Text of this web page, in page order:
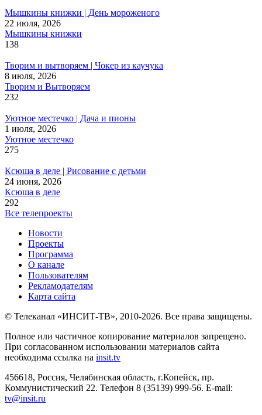
Мышкины книжки | День мороженого
22 июля, 2026
Мышкины книжки
138
Творим и вытворяем | Чокер из каучука
8 июля, 2026
Творим и Вытворяем
232
Уютное местечко | Дача и пионы
1 июля, 2026
Уютное местечко
275
Ксюша в деле | Рисование с детьми
24 июня, 2026
Ксюша в деле
292
Все телепроекты
Новости
Проекты
Программа
О канале
Пользователям
Рекламодателям
Карта сайта
© Телеканал «ИНСИТ-ТВ», 2010-2026. Все права защищены.
Полное или частичное копирование материалов запрещено.
При согласованном использовании материалов сайта
необходима ссылка на insit.tv
456618, Россия, Челябинская область, г.Копейск, пр.
Коммунистический 22. Телефон 8 (35139) 999-56. E-mail:
tv@insit.ru